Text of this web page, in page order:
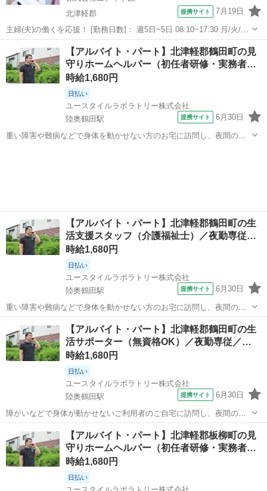
北津軽郡
提携サイト 7月19日
主婦(夫)の働くを応援！ [勤務日数]： 週5日~5日 08:10~17:30 月/火/水/
木/金 [勤務地・最寄駅]： 青森県北津軽郡鶴田町大字鶴田字鷹ﾉ尾34番
地 つがる西北五広域連合 鶴田診療所 陸奥鶴田駅／鶴泊駅...
北津軽郡 医療事務
【アルバイト・パート】北津軽郡鶴田町の見
守りホームヘルパー（初任者研修・実務者…
時給1,680円
日払い
ユースタイルラボラトリー株式会社
陸奥鶴田駅
提携サイト 6月30日
重い障害や難病などで身体を動かせない方のお宅に訪問し、夜間の見
【アルバイト・パート】北津軽郡鶴田町の生
活支援スタッフ（介護福祉士）／夜勤専従…
時給1,680円
日払い
ユースタイルラボラトリー株式会社
陸奥鶴田駅
提携サイト 6月30日
重い障害や難病などで身体を動かせない方のお宅に訪問し、夜間の見
守りケアを行うお仕事です。もちろん直行直帰OK。 【サービス】 訪
問介護（夜勤） 【仕事内容】 ALSなどの難病の方や、さまざまな障が
いがあるご利用者の就寝時...
北津軽郡 陸奥鶴田駅 その他
【アルバイト・パート】北津軽郡鶴田町の生
活サポーター（無資格OK）／夜勤専従／…
時給1,680円
日払い
ユースタイルラボラトリー株式会社
陸奥鶴田駅
提携サイト 6月30日
障がいなどで身体が動かせないご利用者のご自宅に訪問し、夜間の見
守りケアを行う訪問介護のお仕事です。もちろん直行直帰OK。 【サ
ービス】 訪問介護（夜勤） 【仕事内容】 ご利用者が寝た後の見守り
がメインの訪問介護のお仕事で...
北津軽郡 陸奥鶴田駅 介護
【アルバイト・パート】北津軽郡板柳町の見
守りホームヘルパー（初任者研修・実務者…
時給1,680円
日払い